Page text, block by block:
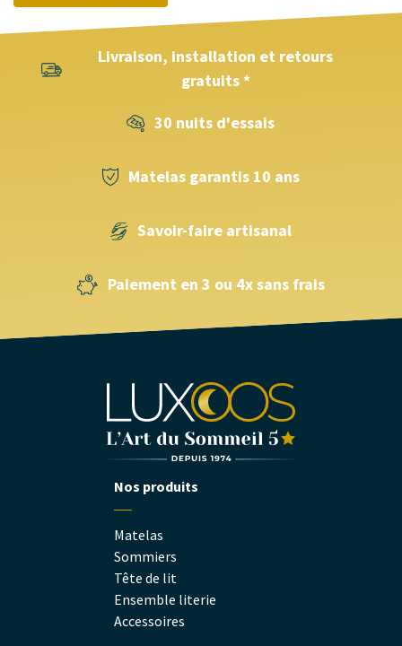
Livraison, installation et retours
gratuits *
30 nuits d'essais
Matelas garantis 10 ans
Savoir-faire artisanal
Paiement en 3 ou 4x sans frais
Nos produits
Matelas
Sommiers
Tête de lit
Ensemble literie
Accessoires